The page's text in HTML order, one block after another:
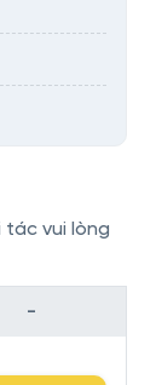
vui lòng
-